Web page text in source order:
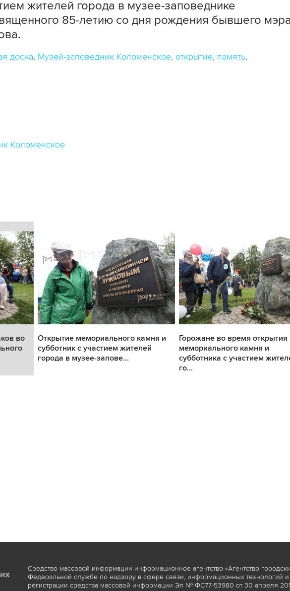
жителей города в музее-заповеднике
85-летию со дня рождения бывшего
доска Музей-заповедник Коломенское открытие память
Коломенское
во
Открытие мемориального камня и
субботник с участием жителей
города в музее-запове...
Горожане во время открытия
мемориального камня и
субботника с участием
го...
Средство массовой информации информационное агентство «Агентство
Федеральной службе по надзору в сфере связи, информационных технологий
регистрации средства массовой информации Эл № ФС77-53980 от 30 апреля